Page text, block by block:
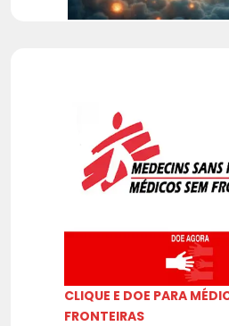
CLIQUE E DOE PARA
FRONTEIRAS